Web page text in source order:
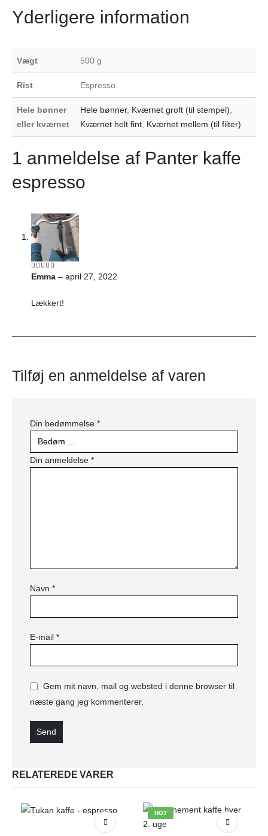
Yderligere information
Vægt 500 g
Rist Espresso
Hele bønner
eller kværnet
Hele bønner, Kværnet groft (til stempel)
Kværnet helt fint Kværnet mellem (til filter)
1 anmeldelse af Panter kaffe
espresso
5ud af 5
Emma – april 27, 2022
Lækkert!
Tilføj en anmeldelse af varen
Din bedømmelse *
Din anmeldelse *
Navn *
E-mail *
Gem mit navn, mail og websted i denne browser til
næste gang jeg kommenterer.
RELATEREDE VARER
HOT
Dette vare har flere varianter. Mulighederne kan vælges på varesiden